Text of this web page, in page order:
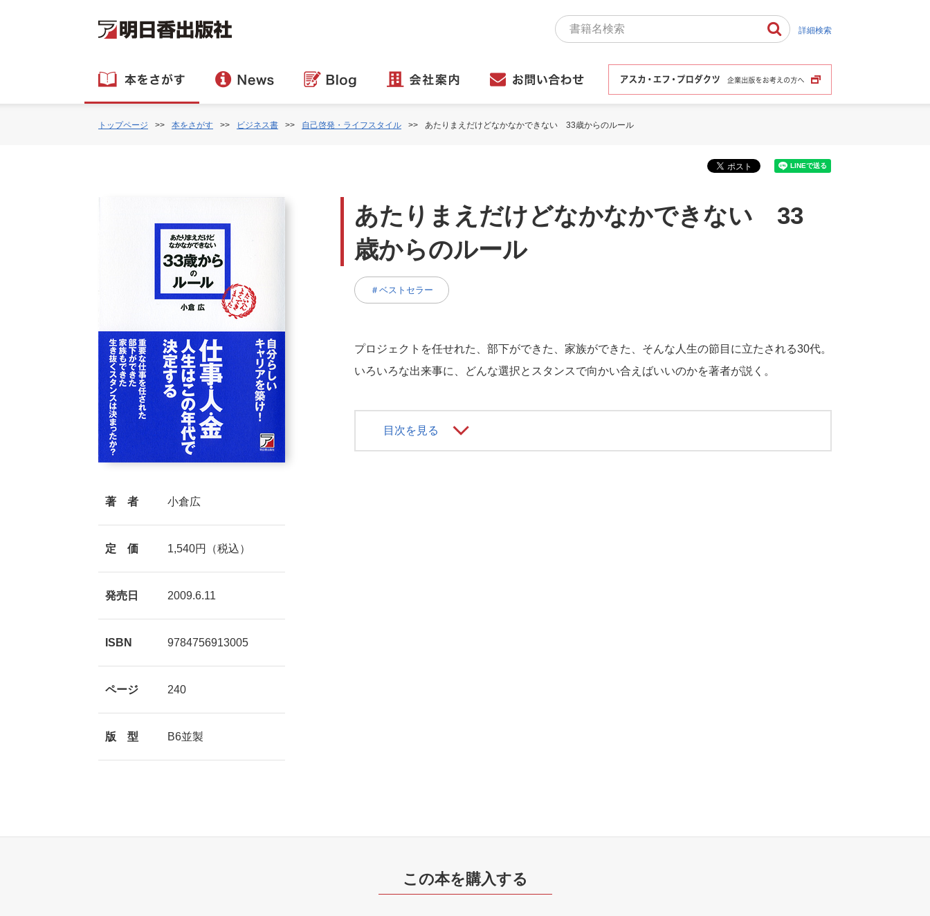
詳細検索
トップページ 本をさがす ビジネス書 自己啓発・ライフスタイル あたりまえだけどなかなかできない 33歳からのルール
あたりまえだけどなかなかできない 33
歳からのルール
＃ベストセラー
著 者 小倉広
定 価 1,540円（税込）
発売日 2009.6.11
ISBN 9784756913005
ページ 240
版 型 B6並製
プロジェクトを任せれた、部下ができた、家族ができた、そんな人生の節目に立たされる30代。
いろいろな出来事に、どんな選択とスタンスで向かい合えばいいのかを著者が説く。
目次を見る
この本を購入する